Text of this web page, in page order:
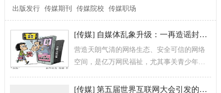
出版发行
传媒期刊 传媒院校 传媒职场
[传媒] 自媒体乱象升级：一再造谣封不死，监管难在哪
营造天朗气清的网络生态、安全可信的网络
空间，是亿万网民福祉，尤其事关青少年的
益驱动、平台监管不严、治理手段匮乏等...
[传媒] 第五届世界互联网大会引发的感想